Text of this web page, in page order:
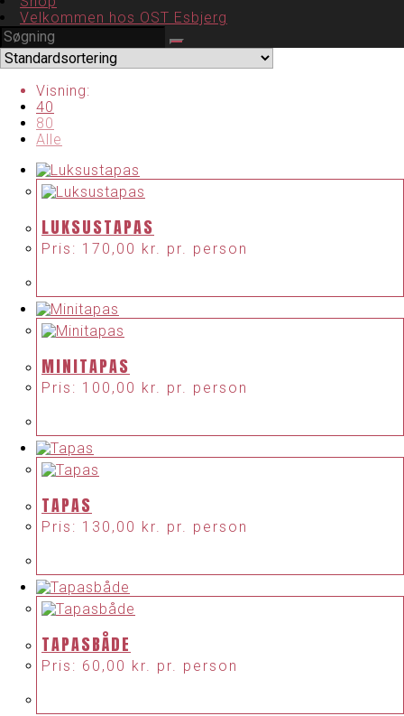
Velkommen hos OST Esbjerg
Visning:
40
80
Alle
LUKSUSTAPAS
Pris: 170,00 kr. pr. person
MINITAPAS
Pris: 100,00 kr. pr. person
TAPAS
Pris: 130,00 kr. pr. person
TAPASBÅDE
Pris: 60,00 kr. pr. person